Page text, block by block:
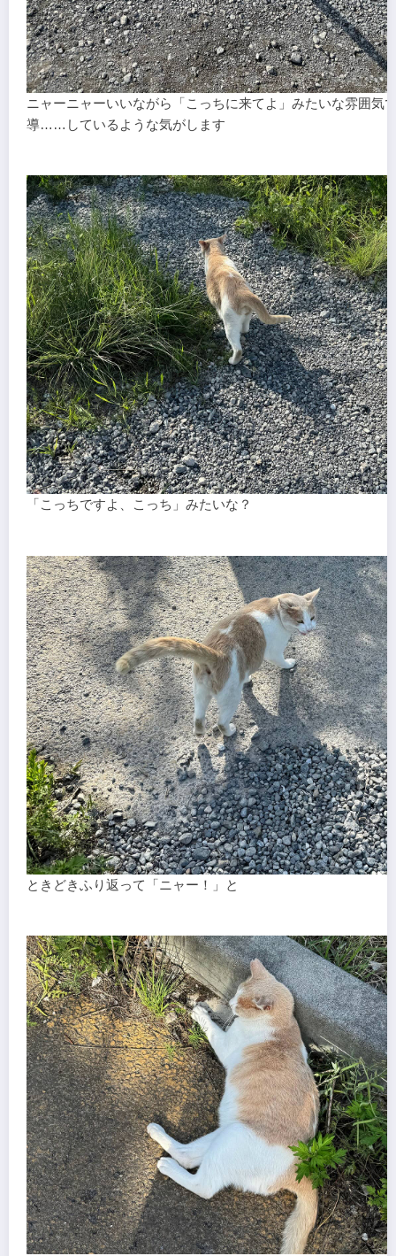
ニャーニャーいいながら「こっちに来てよ」みたいな雰囲気
導……しているような気がします
「こっちですよ、こっち」みたいな？
ときどきふり返って「ニャー！」と